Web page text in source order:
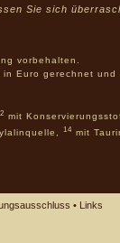
Sie sich
vorbehalten.
in Euro gerechnet
2 mit
14 mit
• Links